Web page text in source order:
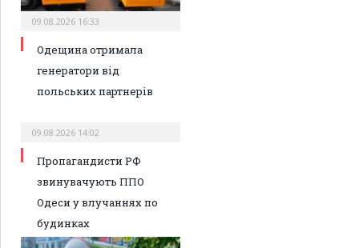
09.08.2026 16:33
Одещина отримала
генератори від
польських партнерів
09.08.2026 14:02
Пропагандисти РФ
звинувачують ППО
Одеси у влучаннях по
будинках